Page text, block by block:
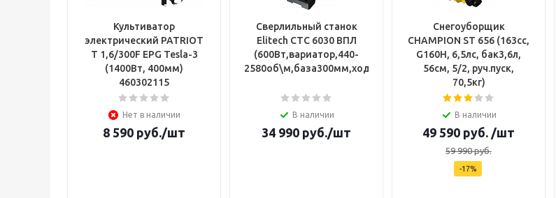
Культиватор
электрический PATRIOT
T 1,6/300F EPG Tesla-3
(1400Вт, 400мм)
460302115
Нет в наличии
8 590 руб./шт
Сверлильный станок
Elitech СТС 6030 ВПЛ
(600Вт,вариатор,440-
2580об\м,база300мм,ход80мм,ф16мм,41кг)
В наличии
34 990 руб./шт
Снегоуборщик
CHAMPION ST 656 (163cc,
G160H, 6,5лс, бак3,6л,
56см, 5/2, руч.пуск,
70,5кг)
В наличии
49 590 руб. /шт
59 990руб.
-17%